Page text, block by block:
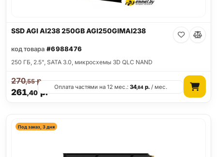
SSD AGI AI238 250GB AGI250GIMAI238
код товара #6988476
250 ГБ, 2.5", SATA 3.0, микросхемы 3D QLC NAND
261,40р.
270,55р.
Оплата частями на 12 мес.:34,84 р. / мес.
Под заказ, 3 дня